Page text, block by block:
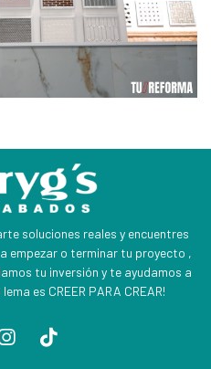
soluciones reales y encuentres
empezar o terminar tu proyecto ,
tu inversión y te ayudamos a
es CREER PARA CREAR!